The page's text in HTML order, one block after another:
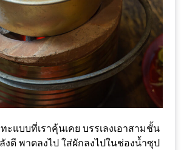
แบบที่เราคุ้นเคย บรรเลงเอาสามชั้น
ดี พาดลงไป ใส่ผักลงไปในช่องน้ำซุป